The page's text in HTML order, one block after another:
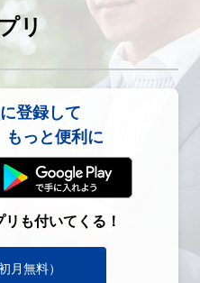
リ
登録して
もっと便利に
も付いてくる！
月無料）